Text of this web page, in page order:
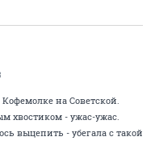
на Советской.
хвостиком - ужас-ужас.
выцепить - убегала с такой